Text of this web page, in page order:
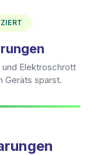
und Elektroschrott
Geräts sparst.